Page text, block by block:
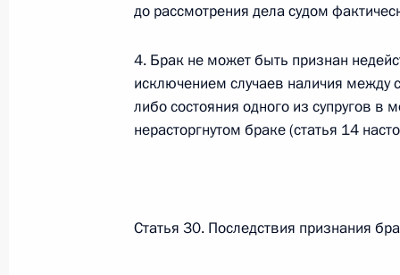
Федеральный закон от
О внесении изменений в Кодекс
26 июля 2026 года
26 июля 2026 года
до рассмотрения дела судом
4. Брак не может быть признан
исключением случаев наличия между
либо состояния одного из супругов в
нерасторгнутом браке (статья 14
Статья 30. Последствия признания